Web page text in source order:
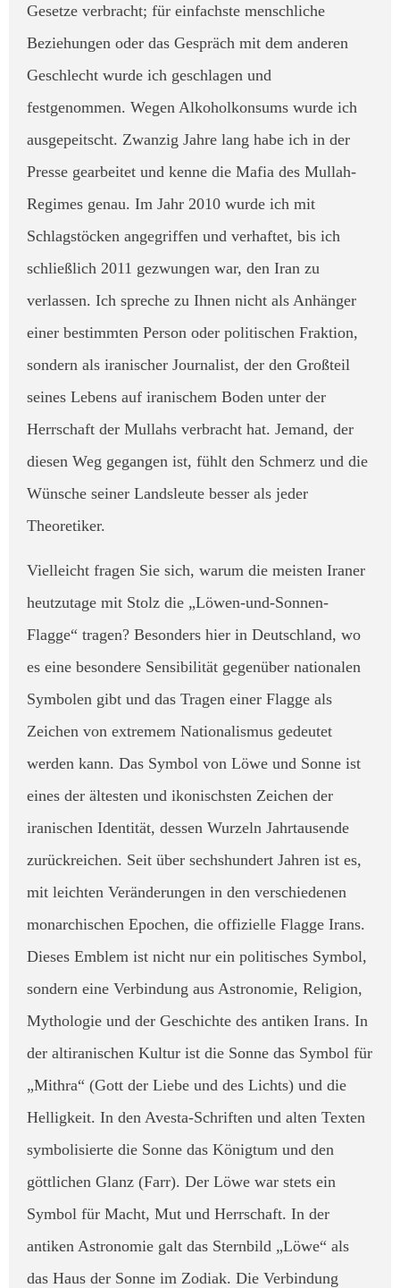
Gesetze verbracht; für einfachste menschliche
Beziehungen oder das Gespräch mit dem anderen
Geschlecht wurde ich geschlagen und
festgenommen. Wegen Alkoholkonsums wurde ich
ausgepeitscht. Zwanzig Jahre lang habe ich in der
Presse gearbeitet und kenne die Mafia des Mullah-
Regimes genau. Im Jahr 2010 wurde ich mit
Schlagstöcken angegriffen und verhaftet, bis ich
schließlich 2011 gezwungen war, den Iran zu
verlassen. ​Ich spreche zu Ihnen nicht als Anhänger
einer bestimmten Person oder politischen Fraktion,
sondern als iranischer Journalist, der den Großteil
seines Lebens auf iranischem Boden unter der
Herrschaft der Mullahs verbracht hat. Jemand, der
diesen Weg gegangen ist, fühlt den Schmerz und die
Wünsche seiner Landsleute besser als jeder
Theoretiker.​
Vielleicht fragen Sie sich, warum die meisten Iraner
heutzutage mit Stolz die „Löwen-und-Sonnen-
Flagge“ tragen? Besonders hier in Deutschland, wo
es eine besondere Sensibilität gegenüber nationalen
Symbolen gibt und das Tragen einer Flagge als
Zeichen von extremem Nationalismus gedeutet
werden kann. ​Das Symbol von Löwe und Sonne ist
eines der ältesten und ikonischsten Zeichen der
iranischen Identität, dessen Wurzeln Jahrtausende
zurückreichen. Seit über sechshundert Jahren ist es,
mit leichten Veränderungen in den verschiedenen
monarchischen Epochen, die offizielle Flagge Irans. ​
Dieses Emblem ist nicht nur ein politisches Symbol,
sondern eine Verbindung aus Astronomie, Religion,
Mythologie und der Geschichte des antiken Irans. In
der altiranischen Kultur ist die Sonne das Symbol für
„Mithra“ (Gott der Liebe und des Lichts) und die
Helligkeit. In den Avesta-Schriften und alten Texten
symbolisierte die Sonne das Königtum und den
göttlichen Glanz (Farr). Der Löwe war stets ein
Symbol für Macht, Mut und Herrschaft. In der
antiken Astronomie galt das Sternbild „Löwe“ als
das Haus der Sonne im Zodiak. Die Verbindung